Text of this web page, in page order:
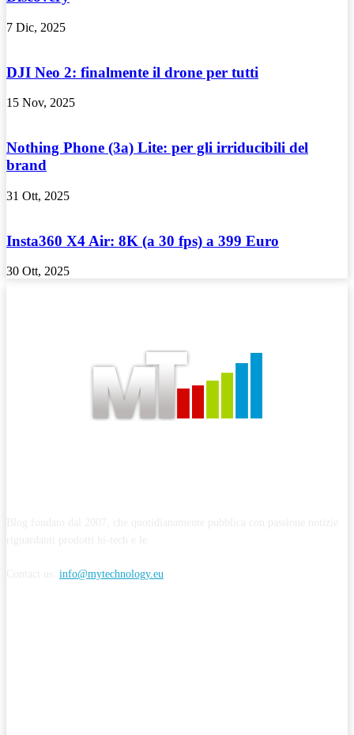
7 Dic, 2025
DJI Neo 2: finalmente il drone per tutti
15 Nov, 2025
Nothing Phone (3a) Lite: per gli irriducibili del
brand
31 Ott, 2025
Insta360 X4 Air: 8K (a 30 fps) a 399 Euro
30 Ott, 2025
info@mytechnology.eu